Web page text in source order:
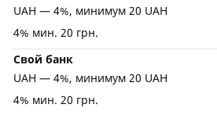
UAH — 4%, минимум 20 UAH
4% мин. 20 грн.
Свой банк
UAH — 4%, минимум 20 UAH
4% мин. 20 грн.